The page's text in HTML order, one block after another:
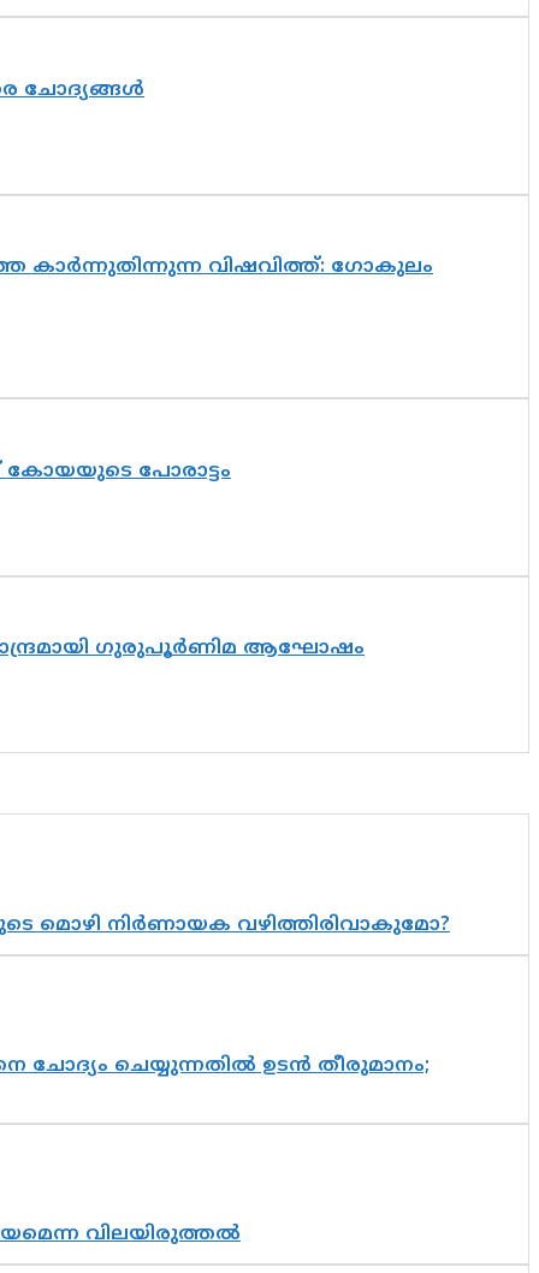
ചോദ്യങ്ങൾ
കാർന്നുതിന്നുന്ന വിഷവിത്ത്: ഗോകുലം
കോയയുടെ പോരാട്ടം
ഗുരുപൂർണിമ ആഘോഷം
മൊഴി നിർണായക വഴിത്തിരിവാകുമോ?
ചെയ്യുന്നതിൽ ഉടൻ തീരുമാനം;
വിലയിരുത്തൽ